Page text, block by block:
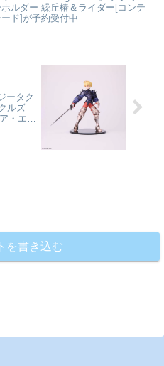
ルダー 繰丘椿＆ライダー[コンテ
ード]が予約受付中
ータク
ルズ
・エニ
を書き込む